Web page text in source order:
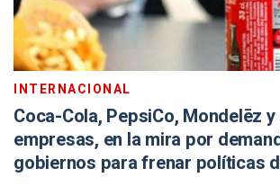
INTERNACIONAL
Coca-Cola, PepsiCo, Mondelēz
empresas, en la mira por
gobiernos para frenar políticas